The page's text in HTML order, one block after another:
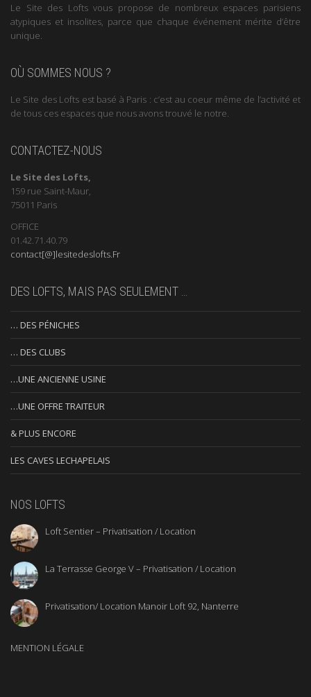
Le Site des Lofts vous propose de nombreux espaces parisiens
atypiques et insolites, parce que chaque événement mérite d’être
unique.
OÙ SOMMES NOUS ?
Le Site des Lofts est basé à Paris : c’est au coeur même de l’activité et
de tous ces espaces que nous avons trouvé le notre.
CONTACTEZ-NOUS
Le Site des Lofts,
159 rue Saint-Maur,
75011 Paris
OFFICE
01.42.71.40.79
contact[@]lesitedeslofts.Fr
DES LOFTS, MAIS PAS SEULEMENT …
… DES PÉNICHES
… DES CLUBS
…UNE ANCIENNE USINE
…UNE OFFRE TRAITEUR
& PLUS ENCORE
LES CAVES LECHAPELAIS
NOS LOFTS
Loft Sentier – Privatisation / Location
La Terrasse George V – Privatisation / Location
Privatisation/ Location Manoir Loft 92, Nanterre
MENTION LÉGALE